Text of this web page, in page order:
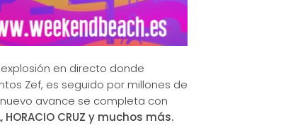
en directo donde
Zef, es seguido por millones de
avance se completa con
HORACIO CRUZ y muchos más.